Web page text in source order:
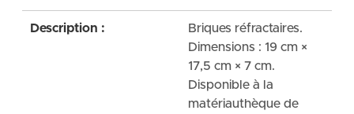
Description :
Briques réfractaires.
Dimensions : 19 cm ×
17,5 cm × 7 cm.
Disponible à la
matériauthèque de